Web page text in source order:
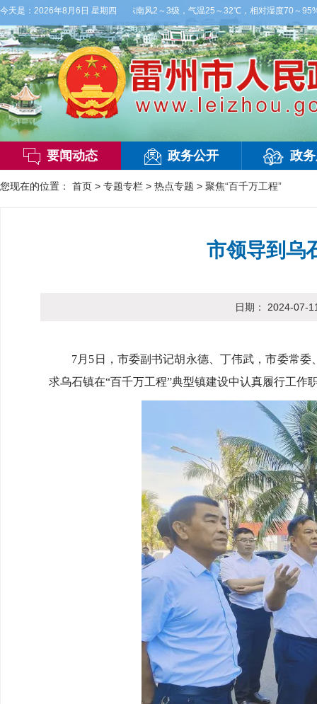
今天是： 2026年8月6日 星期四
多云，有雷阵雨，局部大雨，东南风2～3级，气温25～32℃，相对湿度70～95%
要闻动态 政务公开 政
您现在的位置： 首页 > 专题专栏 > 热点专题 > 聚焦“百千万工程”
市领导到乌
日期： 2024-07-
7月5日，市委副书记胡永德、丁伟武，市委常委
求乌石镇在“百千万工程”典型镇建设中认真履行工